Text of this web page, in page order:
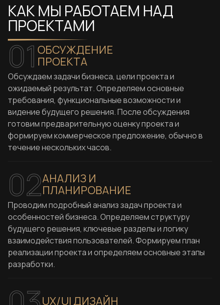
КАК МЫ РАБОТАЕМ НАД
ПРОЕКТАМИ
01 ОБСУЖДЕНИЕ
ПРОЕКТА
Обсуждаем задачи бизнеса, цели проекта и
ожидаемый результат. Определяем основные
требования, функциональные возможности и
видение будущего решения. После обсуждения
готовим предварительную оценку проекта и
формируем коммерческое предложение, обычно в
течение нескольких часов.
02АНАЛИЗ И
ПЛАНИРОВАНИЕ
Проводим подробный анализ задач проекта и
особенностей бизнеса. Определяем структуру
будущего решения, ключевые разделы и логику
взаимодействия пользователей. Формируем план
реализации проекта и определяем основные этапы
разработки.
UX/UI ДИЗАЙН